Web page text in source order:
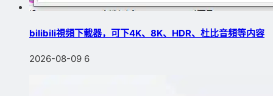
bilibili視頻下載器，可下4K、8K、HDR、杜比音頻等内容
2026-08-09 6